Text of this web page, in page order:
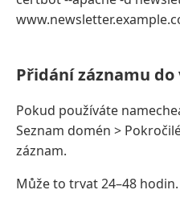
Přidání záznamu do
Pokud používáte
Seznam domén >
záznam.
Může to trvat 24–48 hodin.